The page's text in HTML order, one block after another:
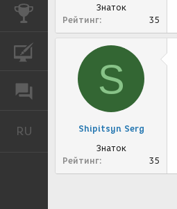
КОНКУРСЫ
ФОРУМ
RU Русский
Знаток
Рейтинг
35
S
Shipitsyn Serg
Знаток
Рейтинг
35